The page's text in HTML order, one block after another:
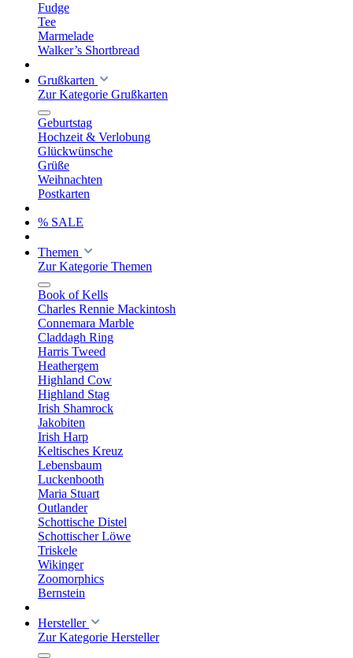
Fudge
Tee
Marmelade
Walker’s Shortbread
Grußkarten
Zur Kategorie Grußkarten
Geburtstag
Hochzeit & Verlobung
Glückwünsche
Grüße
Weihnachten
Postkarten
% SALE
Themen
Zur Kategorie Themen
Book of Kells
Charles Rennie Mackintosh
Connemara Marble
Claddagh Ring
Harris Tweed
Heathergem
Highland Cow
Highland Stag
Irish Shamrock
Jakobiten
Irish Harp
Keltisches Kreuz
Lebensbaum
Luckenbooth
Maria Stuart
Outlander
Schottische Distel
Schottischer Löwe
Triskele
Wikinger
Zoomorphics
Bernstein
Hersteller
Zur Kategorie Hersteller